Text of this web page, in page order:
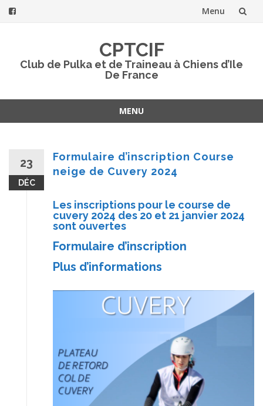
Menu
CPTCIF
Club de Pulka et de Traineau à Chiens d’Ile
De France
MENU
23
DÉC
Formulaire d’inscription Course
neige de Cuvery 2024
Les inscriptions pour le course de
cuvery 2024 des 20 et 21 janvier 2024
sont ouvertes
Formulaire d’inscription
Plus d’informations